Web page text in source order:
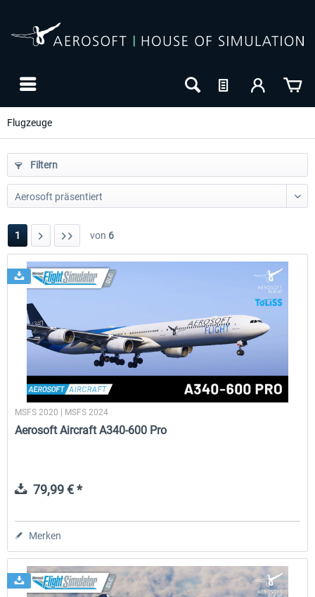
Flugzeuge
FlightSim Studio - E-Jets 170/175
39,95 € *
Filtern
1 von 6
MSFS 2020 | MSFS 2024
Aerosoft Aircraft A340-600 Pro
79,99 € *
Merken